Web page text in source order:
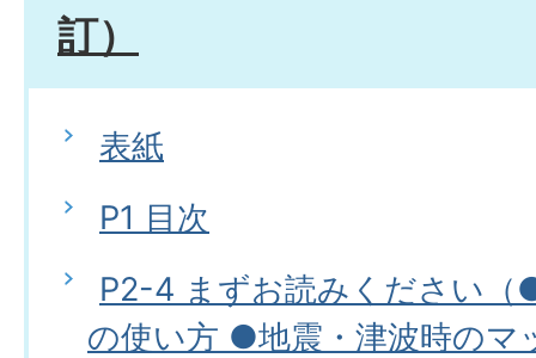
訂）
表紙
P1 目次
P2-4 まずお読みください（
の使い方 ●地震・津波時のマ